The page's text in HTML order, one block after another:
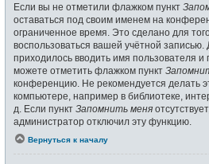
Если вы не отметили флажком пункт
оставаться под своим именем на
ограниченное время. Это сделано для
воспользоваться вашей учётной записью.
приходилось вводить имя пользователя
можете отметить флажком пункт
конференцию. Не рекомендуется делать
компьютере, например в библиотеке,
д. Если пункт Запомнить меня
администратор отключил эту функцию.
Вернуться к началу